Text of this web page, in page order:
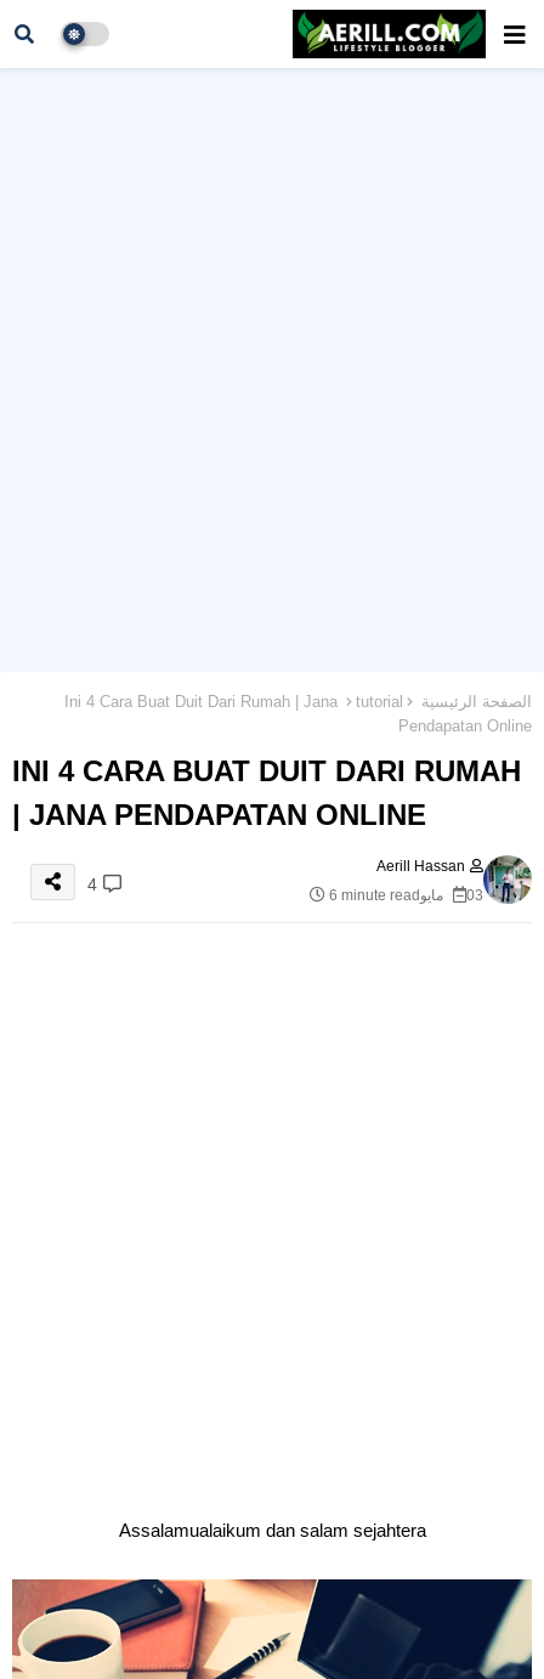
الصفحة الرئيسية tutorial
Ini 4 Cara Buat Duit Dari Rumah | Jana
Pendapatan Online
INI 4 CARA BUAT DUIT DARI RUMAH
| JANA PENDAPATAN ONLINE
Aerill Hassan
03 مايو
6 minute read
4
Assalamualaikum dan salam sejahtera